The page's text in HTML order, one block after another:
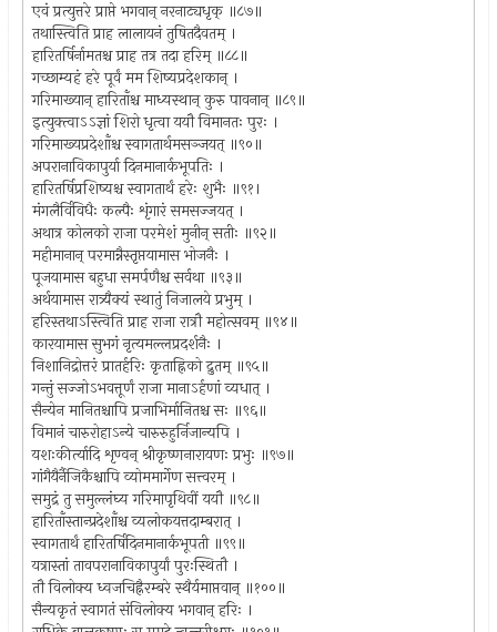
एवं प्रत्युत्तरे प्राप्ते भगवान् नरनाट्यधृक् ॥८७॥
तथास्त्विति प्राह लालायनं तुषितदैवतम् ।
हारितर्षिर्नामतश्च प्राह तत्र तदा हरिम् ॥८८॥
गच्छाम्यहं हरे पूर्वं मम शिष्यप्रदेशकान् ।
गरिमाख्यान् हारिताँश्च माध्यस्थान् कुरु पावनान् ॥८९॥
इत्युक्त्वाऽऽज्ञां शिरो धृत्वा ययौ विमानतः पुरः ।
गरिमाख्यप्रदेशाँश्च स्वागतार्थमसञ्जयत् ॥९०॥
अपरानाविकापुर्या दिनमानार्कभूपतिः ।
हारितर्षिप्रशिष्यश्च स्वागतार्थं हरेः शुभैः ॥९१।
मंगलैर्विविधैः कल्पैः शृंगारं समसज्जयत् ।
अथात्र कोलको राजा परमेशं मुनीन् सतीः ॥९२॥
महीमानान् परमान्नैस्तृप्तयामास भोजनैः ।
पूजयामास बहुधा समर्पणैश्च सर्वथा ॥९३॥
अर्थयामास रात्र्यैक्यं स्थातुं निजालये प्रभुम् ।
हरिस्तथाऽस्त्विति प्राह राजा रात्रौ महोत्सवम् ॥९४॥
कारयामास सुभगं नृत्यमल्लप्रदर्शनैः ।
निशानिद्रोत्तरं प्रातर्हरिः कृताह्निको द्रुतम् ॥९५॥
गन्तुं सज्जोऽभवत्तूर्णं राजा मानाऽर्हणां व्यधात् ।
सैन्येन मानितश्चापि प्रजाभिर्मानितश्च सः ॥९६॥
विमानं चारुरोहाऽन्ये चारुरुहुर्निजान्यपि ।
यशःकीर्त्यादि शृण्वन् श्रीकृष्णनारायणः प्रभुः ॥९७॥
गांगैयैर्नैजिकैश्चापि व्योममार्गेण सत्त्वरम् ।
समुद्रं तु समुल्लंघ्य गरिमापृथिवीं ययौ ॥९८॥
हारिताँस्तान्प्रदेशाँश्च व्यलोकयत्तदाम्बरात् ।
स्वागतार्थं हारितर्षिदिनमानार्कभूपती ॥९९॥
यत्रास्तां तावपरानाविकापुर्यां पुरःस्थितौ ।
तौ विलोक्य ध्वजचिह्नैरम्बरे स्थैर्यमाप्तवान् ॥१००॥
सैन्यकृतं स्वागतं संविलोक्य भगवान् हरिः ।